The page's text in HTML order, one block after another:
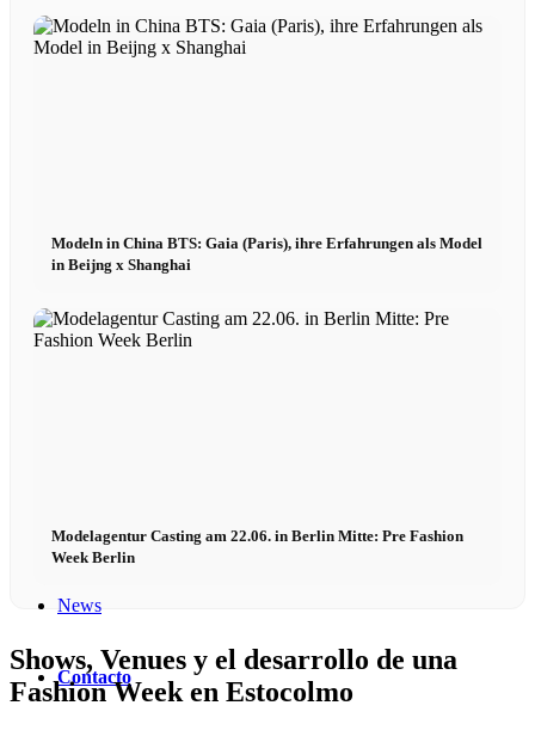
Conviértete en modelo 2026
Fashion Weeks
Marcas de moda
Peppa del Día
News
Contacto
Modeln in China BTS: Gaia (Paris), ihre Erfahrungen als Model
in Beijng x Shanghai
Modelagentur Casting am 22.06. in Berlin Mitte: Pre Fashion
Week Berlin
Shows, Venues y el desarrollo de una
Fashion Week en Estocolmo